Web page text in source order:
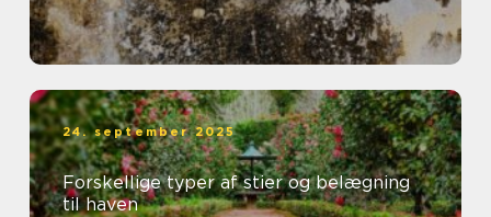
24. september 2025
Forskellige typer af stier og belægning
til haven